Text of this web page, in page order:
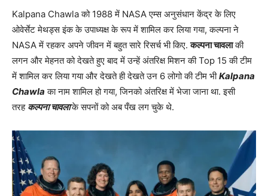
Kalpana Chawla को 1988 में NASA एम्स अनुसंधान केंद्र के लिए
ओवेर्सेट मेथड्स इंक के उपाध्यक्ष के रूप में शामिल कर लिया गया, कल्पना ने
NASA में रहकर अपने जीवन में बहुत सारे रिसर्च भी किए.कल्पना चावलाकी
लगन और मेहनत को देखते हुए बाद में उन्हें अंतरिक्ष मिशन की Top 15 की टीम
में शामिल कर लिया गया और देखते ही देखते उन 6 लोगो की टीम भीKalpana
Chawla का नाम शामिल हो गया, जिनको अंतरिक्ष में भेजा जाना था. इसी
तरह कल्पना चावलाके सपनों को अब पँख लग चुके थे.